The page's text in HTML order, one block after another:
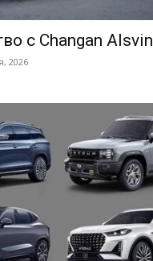
с Changan Alsvin
2026